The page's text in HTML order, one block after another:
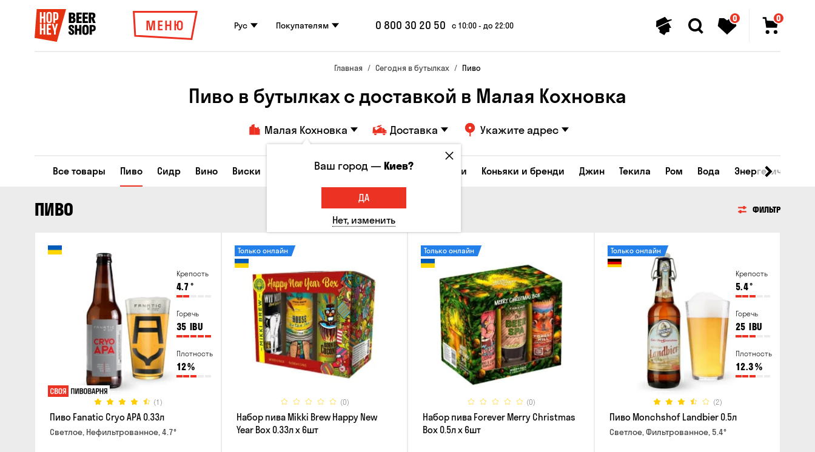
МЕНЮ Рус Покупателям 0 800 30 20 50 с 10:00 - до 22:00
0 0
Главная Сегодня в бутылках Пиво
Пиво в бутылках с доставкой в Малая Кохновка
Малая Кохновка Доставка Укажите адрес
Все товары Пиво Сидр Вино Виски Коктейли Соджу Ликеры и настойки Коньяки и бренди Джин Текила Ром Вода Энергетические
ПИВО ФИЛЬТР
Крепость
4.7°
Горечь
35 IBU
Плотность
12%
(1)
Пиво Fanatic Cryo APA 0.33л
Светлое, Нефильтрованное, 4.7°
(0)
Только онлайн
Набор пива Mikki Brew Happy New
Year Box 0.33л x 6шт
(0)
Только онлайн
Набор пива Forever Merry Christmas
Box 0.5л x 6шт
Крепость
5.4°
Горечь
25 IBU
Плотность
12.3%
(2)
Только онлайн
Пиво Monchshof Landbier 0.5л
Светлое, Фильтрованное, 5.4°
Ваш город —Киев?
ДА
Нет, изменить